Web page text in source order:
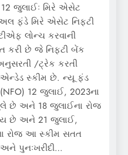
જુલાઈઃ મિરે એસેટ
ફંડે મિરે એસેટ નિફ્ટી
લોન્ચ કરવાની
કરી છે જે નિફ્ટી બેંક
/ટ્રેક કરતી
સ્કીમ છે. ન્યૂ ફંડ
12 જુલાઈ, 2023ના
છે અને 18 જુલાઈના રોજ
છે અને 21 જુલાઈ,
રોજ આ સ્કીમ સતત
પુનઃખરીદી…